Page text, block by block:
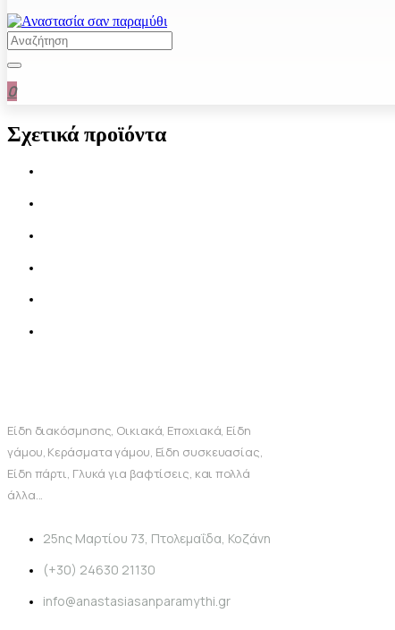
0
Σχετικά προϊόντα
Είδη διακόσμησης, Οικιακά, Εποχιακά, Είδη
γάμου, Κεράσματα γάμου, Είδη συσκευασίας,
Είδη πάρτι, Γλυκά για βαφτίσεις, και πολλά
άλλα...
25ης Μαρτίου 73, Πτολεμαΐδα, Κοζάνη
(+30) 24630 21130
info@anastasiasanparamythi.gr